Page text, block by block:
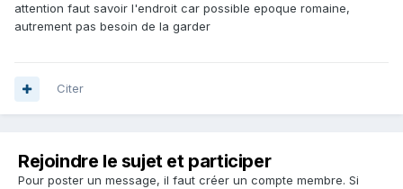
attention faut savoir l'endroit car possible epoque romaine,
autrement pas besoin de la garder
Citer
Rejoindre le sujet et participer
Pour poster un message, il faut créer un compte membre. Si